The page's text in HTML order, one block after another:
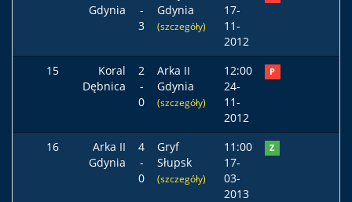
Gdynia
-
3
Gdynia
(szczegóły)
17-
11-
2012
15
Koral
Dębnica
2
-
0
Arka II
Gdynia
(szczegóły)
12:00
24-
11-
2012
P
16
Arka II
Gdynia
4
-
0
Gryf
Słupsk
(szczegóły)
11:00
17-
03-
2013
Z